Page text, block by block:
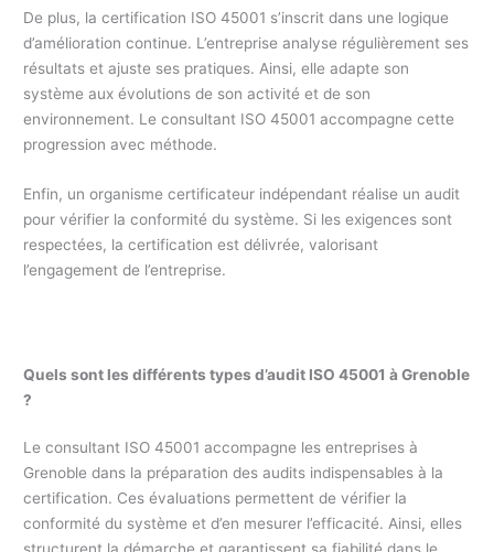
De plus, la certification ISO 45001 s’inscrit dans une logique
d’amélioration continue. L’entreprise analyse régulièrement ses
résultats et ajuste ses pratiques. Ainsi, elle adapte son
système aux évolutions de son activité et de son
environnement. Le consultant ISO 45001 accompagne cette
progression avec méthode.
Enfin, un organisme certificateur indépendant réalise un audit
pour vérifier la conformité du système. Si les exigences sont
respectées, la certification est délivrée, valorisant
l’engagement de l’entreprise.
Quels sont les différents types d’audit ISO 45001 à Grenoble
?
Le consultant ISO 45001 accompagne les entreprises à
Grenoble dans la préparation des audits indispensables à la
certification. Ces évaluations permettent de vérifier la
conformité du système et d’en mesurer l’efficacité. Ainsi, elles